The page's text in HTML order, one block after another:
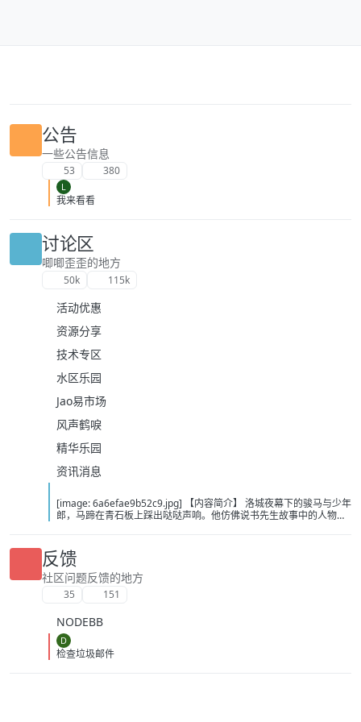
公告
一些公告信息
53 380
L
我来看看
讨论区
唧唧歪歪的地方
50k 115k
活动优惠
资源分享
技术专区
水区乐园
Jao易市场
风声鹤唳
精华乐园
资讯消息
[image: 6a6efae9b52c9.jpg] 【内容简介】 洛城夜幕下的骏马与少年
郎，马蹄在青石板上踩出哒哒声响。他仿佛说书先生故事中的人物，
的故事，待我慢慢说。 【下载地址】 百度：
https://pan.baidu.com/s/1itOGh3KBKMv6JfIHYQxwpQ?pwd=bcd2
夸克：https://pan.quark.cn/s/8375dbc46783?pwd=Tibp 移动：
https://yun.139.com/shareweb/#/w/i/2wFGUZhZz7Fr1
反馈
社区问题反馈的地方
35 151
NODEBB
D
检查垃圾邮件